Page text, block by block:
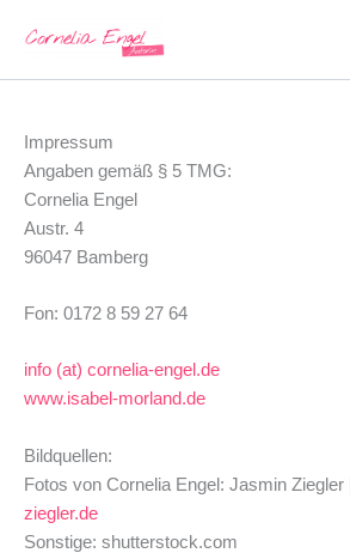
Inhalt
Impressum
Angaben gemäß § 5 TMG:
Cornelia Engel
Austr. 4
96047 Bamberg
Fon: 0172 8 59 27 64
info (at) cornelia-engel.de
www.isabel-morland.de
Bildquellen:
Fotos von Cornelia Engel: Jasmin Ziegler |
ziegler.de
Sonstige: shutterstock.com